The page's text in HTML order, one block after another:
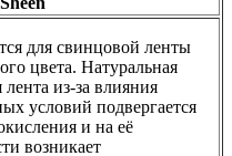
для свинцовой ленты
цвета. Натуральная
лента из-за влияния
условий подвергается
и на её
возникает